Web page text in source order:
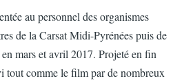
au personnel des organismes
de la Carsat Midi-Pyrénées puis de
mars et avril 2017. Projeté en fin
tout comme le film par de nombreux